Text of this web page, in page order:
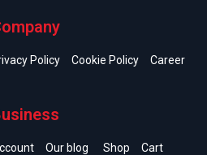
Policy Cookie Policy Career
Our blog Shop Cart